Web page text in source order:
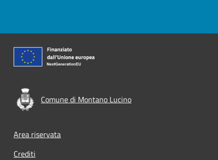
Comune di Montano Lucino
Footer menu
Area riservata
Crediti